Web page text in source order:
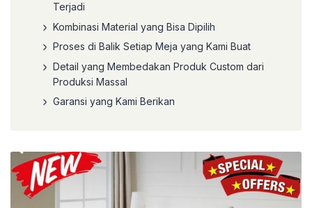
Terjadi
Kombinasi Material yang Bisa Dipilih
Proses di Balik Setiap Meja yang Kami Buat
Detail yang Membedakan Produk Custom dari
Produksi Massal
Garansi yang Kami Berikan